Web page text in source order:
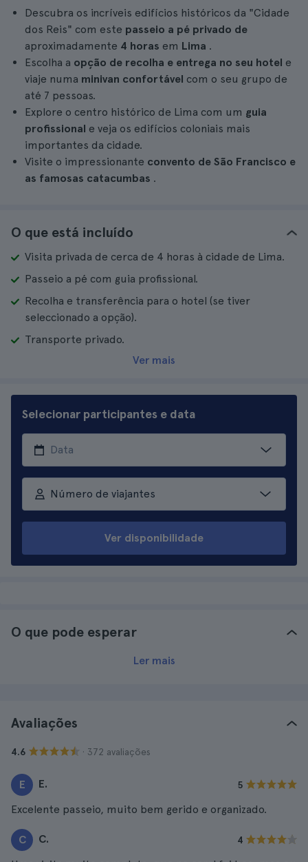
Descubra os incríveis edifícios históricos da "Cidade
dos Reis" com este passeio a pé privado de
aproximadamente 4 horas em Lima .
Escolha a opção de recolha e entrega no seu hotel e
viaje numa minivan confortável com o seu grupo de
até 7 pessoas.
Explore o centro histórico de Lima com um guia
profissional e veja os edifícios coloniais mais
importantes da cidade.
Visite o impressionante convento de São Francisco e
as famosas catacumbas .
O que está incluído
Visita privada de cerca de 4 horas à cidade de Lima.
Passeio a pé com guia profissional.
Recolha e transferência para o hotel (se tiver
seleccionado a opção).
Transporte privado.
Ver mais
Selecionar participantes e data
Número de viajantes
Ver disponibilidade
O que pode esperar
Ler mais
Avaliações
4.6 · 372 avaliações
E E. 5
Excelente passeio, muito bem gerido e organizado.
C C. 4